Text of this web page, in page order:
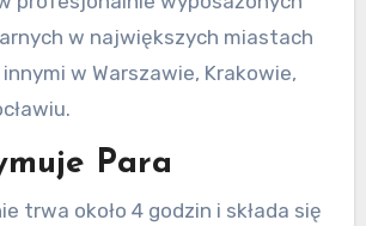
w największych miastach
w Warszawie, Krakowie,
Para
trwa około 4 godzin i składa się